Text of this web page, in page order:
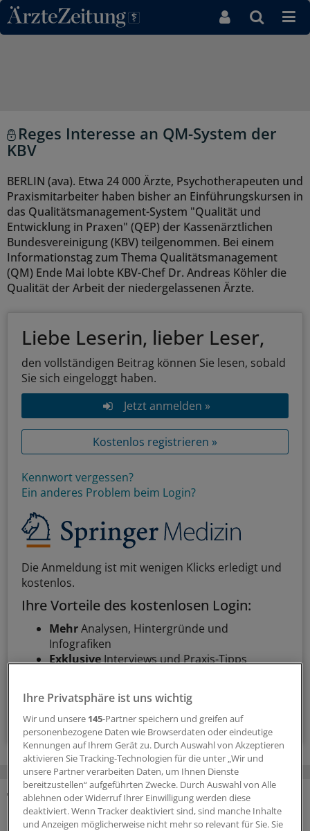
Direkt zum Inhaltsbereich
Reges Interesse an QM-System der
KBV
BERLIN (ava). Etwa 24 000 Ärzte, Psychotherapeuten und
Praxismitarbeiter haben bisher an Einführungskursen in
das Qualitätsmanagement-System "Qualität und
Entwicklung in Praxen" (QEP) der Kassenärztlichen
Bundesvereinigung (KBV) teilgenommen. Bei einem
Informationstag zum Thema Qualitätsmanagement
(QM) Ende Mai lobte KBV-Chef Dr. Andreas Köhler die
Qualität der Arbeit der niedergelassenen Ärzte.
Liebe Leserin, lieber Leser,
den vollständigen Beitrag können Sie lesen, sobald
Sie sich eingeloggt haben.
Jetzt anmelden »
Kostenlos registrieren »
Kennwort vergessen?
Ein anderes Problem beim Login?
Die Anmeldung ist mit wenigen Klicks erledigt und
kostenlos.
Ihre Vorteile des kostenlosen Login:
MehrAnalysen, Hintergründe und
Infografiken
ExklusiveInterviews und Praxis-Tipps
Kommentare
Voraussetzungen für den Zugang
MEHR ZUM THEMA
Ihre Privatsphäre ist uns wichtig
Wir und unsere 145-Partner speichern und greifen auf
personenbezogene Daten wie Browserdaten oder eindeutige
Kennungen auf Ihrem Gerät zu. Durch Auswahl von Akzeptieren
aktivieren Sie Tracking-Technologien für die unter „Wir und
unsere Partner verarbeiten Daten, um Ihnen Dienste
bereitzustellen“ aufgeführten Zwecke. Durch Auswahl von Alle
ablehnen oder Widerruf Ihrer Einwilligung werden diese
deaktiviert. Wenn Tracker deaktiviert sind, sind manche Inhalte
und Anzeigen möglicherweise nicht mehr so relevant für Sie. Sie